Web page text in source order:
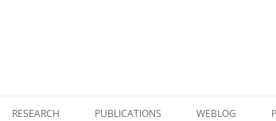
till
RESEARCH PUBLICATIONS WEBLOG